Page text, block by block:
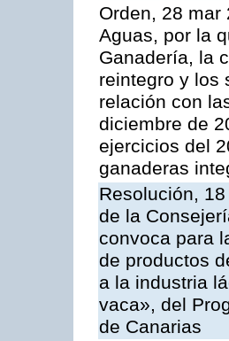
Orden, 28
Aguas, por la
Ganadería, la
reintegro y los
relación con
diciembre de
ejercicios del
ganaderas
Resolución,
de la
convoca para
de productos
a la industria
vaca», del
de Canarias